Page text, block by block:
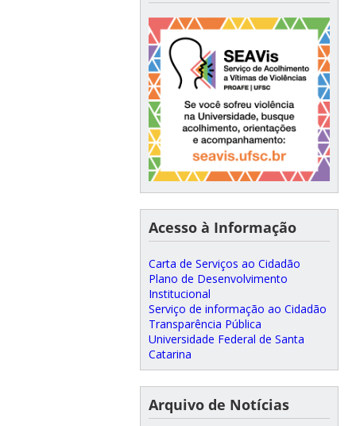
Acesso à Informação
Carta de Serviços ao Cidadão
Plano de Desenvolvimento
Institucional
Serviço de informação ao Cidadão
Transparência Pública
Universidade Federal de Santa
Catarina
Arquivo de Notícias